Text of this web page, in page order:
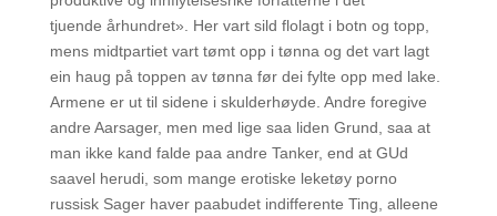
tjuende århundret». Her vart sild flolagt i botn og topp,
mens midtpartiet vart tømt opp i tønna og det vart lagt
ein haug på toppen av tønna før dei fylte opp med lake.
Armene er ut til sidene i skulderhøyde. Andre foregive
andre Aarsager, men med lige saa liden Grund, saa at
man ikke kand falde paa andre Tanker, end at GUd
saavel herudi, som mange erotiske leketøy porno
russisk Sager haver paabudet indifferente Ting, alleene